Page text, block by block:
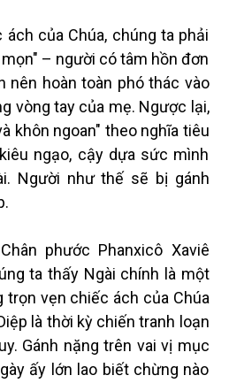
của Chúa, chúng ta phải
– người có tâm hồn đơn
nên hoàn toàn phó thác vào
vòng tay của mẹ. Ngược lại,
khôn ngoan" theo nghĩa tiêu
ngạo, cậy dựa sức mình
Người như thế sẽ bị gánh
phước Phanxicô Xaviê
ta thấy Ngài chính là một
trọn vẹn chiếc ách của Chúa
là thời kỳ chiến tranh loạn
Gánh nặng trên vai vị mục
ấy lớn lao biết chừng nào